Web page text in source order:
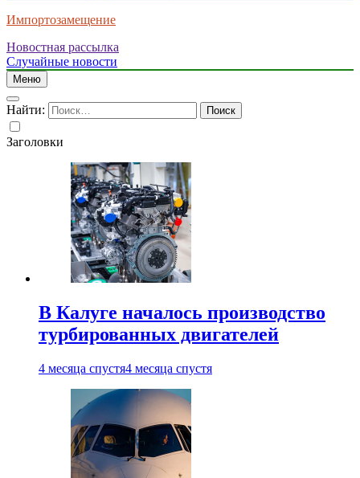
Импортозамещение
Новостная рассылка
Случайные новости
Меню
Найти:
Заголовки
В Калуге началось производство
турбированных двигателей
4 месяца спустя4 месяца спустя